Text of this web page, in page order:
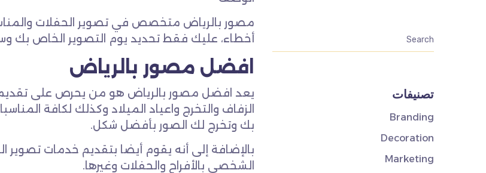
مصور بالرياض متخصص في تصوير الحفلات
أخطاء، عليك فقط تحديد يوم التصوير الخاص
افضل مصور بالرياض
يعد افضل مصور بالرياض هو من يحرص على
الزفاف والتخرج واعياد الميلاد وكذلك لكافة
بك وتخرج لك الصور بأفضل شكل.
بالإضافة إلى أنه يقوم أيضا بتقديم خدمات تصوير
الشخصي بالأفراح والحفلات وغيرها.
تصنيفات
Branding
Decoration
Marketing